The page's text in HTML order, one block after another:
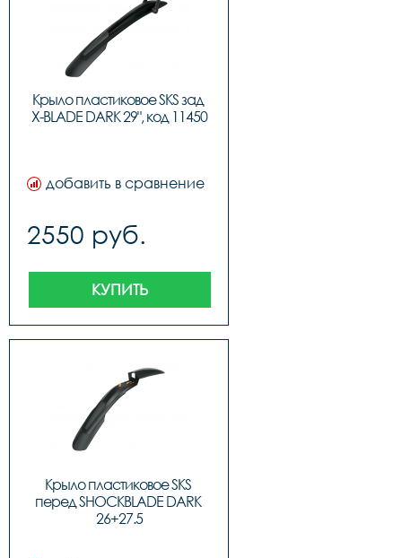
Крыло пластиковое SKS зад
X-BLADE DARK 29", код 11450
добавить в сравнение
2550 руб.
КУПИТЬ
Крыло пластиковое SKS
перед SHOCKBLADE DARK
26+27.5